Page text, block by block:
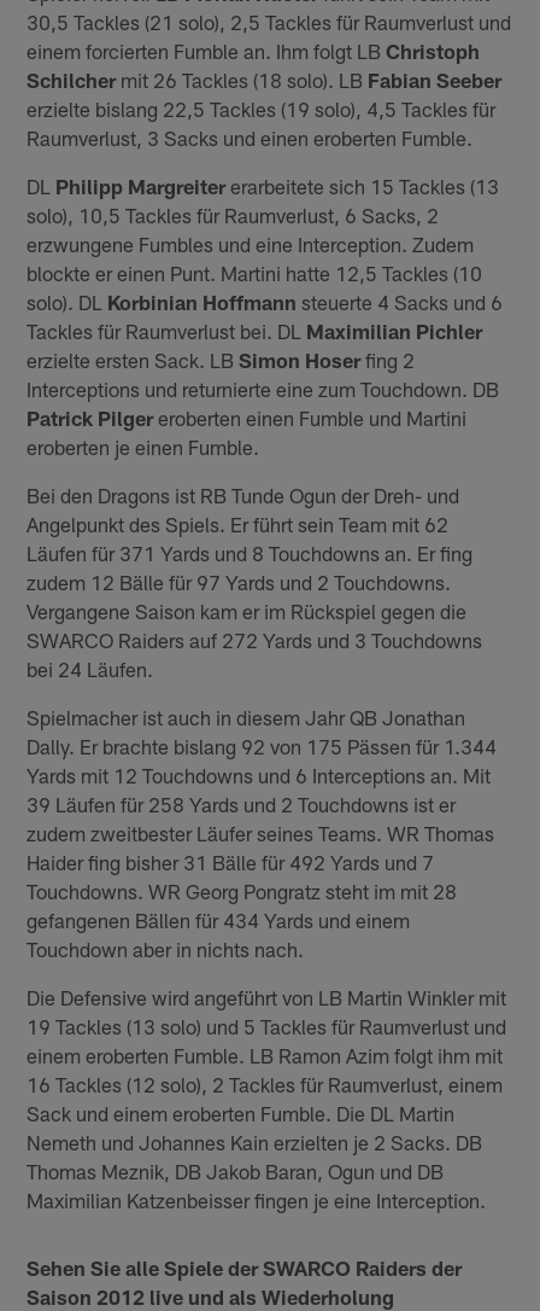
30,5 Tackles (21 solo), 2,5 Tackles für Raumverlust und
einem forcierten Fumble an. Ihm folgt LBChristoph
Schilchermit 26 Tackles (18 solo). LB Fabian Seeber
erzielte bislang 22,5 Tackles (19 solo), 4,5 Tackles für
Raumverlust, 3 Sacks und einen eroberten Fumble.
DL Philipp Margreitererarbeitete sich 15 Tackles (13
solo), 10,5 Tackles für Raumverlust, 6 Sacks, 2
erzwungene Fumbles und eine Interception. Zudem
blockte er einen Punt. Martini hatte 12,5 Tackles (10
solo). DL Korbinian Hoffmann steuerte 4 Sacks und 6
Tackles für Raumverlust bei. DL Maximilian Pichler
erzielte ersten Sack. LBSimon Hoserfing 2
Interceptions und returnierte eine zum Touchdown. DB
Patrick Pilgereroberten einen Fumble und Martini
eroberten je einen Fumble.
Bei den Dragons ist RB Tunde Ogun der Dreh- und
Angelpunkt des Spiels. Er führt sein Team mit 62
Läufen für 371 Yards und 8 Touchdowns an. Er fing
zudem 12 Bälle für 97 Yards und 2 Touchdowns.
Vergangene Saison kam er im Rückspiel gegen die
SWARCO Raiders auf 272 Yards und 3 Touchdowns
bei 24 Läufen.
Spielmacher ist auch in diesem Jahr QB Jonathan
Dally. Er brachte bislang 92 von 175 Pässen für 1.344
Yards mit 12 Touchdowns und 6 Interceptions an. Mit
39 Läufen für 258 Yards und 2 Touchdowns ist er
zudem zweitbester Läufer seines Teams. WR Thomas
Haider fing bisher 31 Bälle für 492 Yards und 7
Touchdowns. WR Georg Pongratz steht im mit 28
gefangenen Bällen für 434 Yards und einem
Touchdown aber in nichts nach.
Die Defensive wird angeführt von LB Martin Winkler mit
19 Tackles (13 solo) und 5 Tackles für Raumverlust und
einem eroberten Fumble. LB Ramon Azim folgt ihm mit
16 Tackles (12 solo), 2 Tackles für Raumverlust, einem
Sack und einem eroberten Fumble. Die DL Martin
Nemeth und Johannes Kain erzielten je 2 Sacks. DB
Thomas Meznik, DB Jakob Baran, Ogun und DB
Maximilian Katzenbeisser fingen je eine Interception.
Sehen Sie alle Spiele der SWARCO Raiders der
Saison 2012 live und als Wiederholung